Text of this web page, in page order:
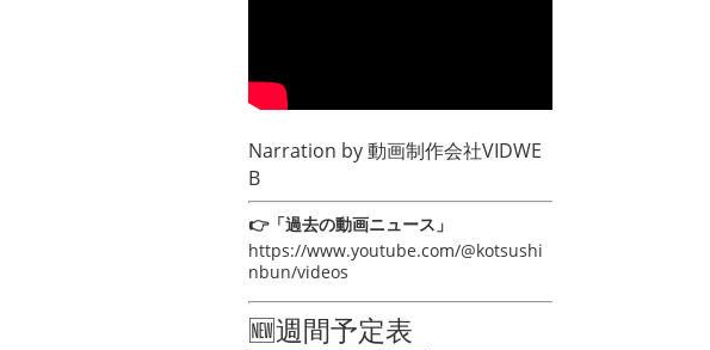
Narration by動画制作会社VIDWE
B
👉「過去の動画ニュース」
https://www.youtube.com/@kotsushi
nbun/videos
🆕週間予定表